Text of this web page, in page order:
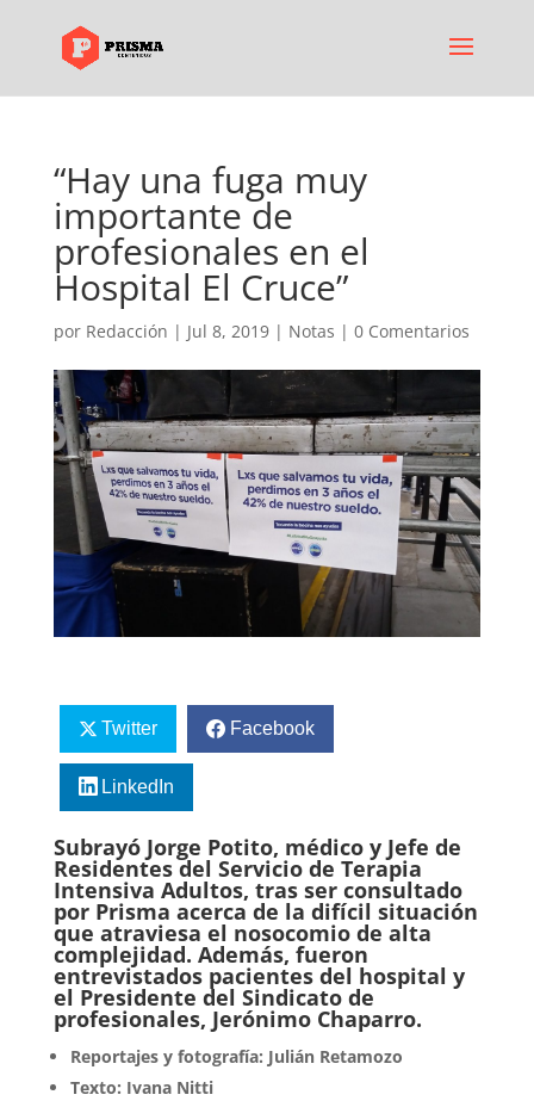
“Hay una fuga muy
importante de
profesionales en el
Hospital El Cruce”
por Redacción | Jul 8, 2019| Notas | 0 Comentarios
Twitter Facebook
LinkedIn
Subrayó Jorge Potito, médico y Jefe de
Residentes del Servicio de Terapia
Intensiva Adultos, tras ser consultado
por Prisma acerca de la difícil situación
que atraviesa el nosocomio de alta
complejidad. Además, fueron
entrevistados pacientes del hospital y
el Presidente del Sindicato de
profesionales, Jerónimo Chaparro.
Reportajes y fotografía: Julián Retamozo
Texto: Ivana Nitti